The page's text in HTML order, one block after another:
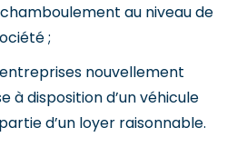
au niveau de
;
nouvellement
à disposition d’un véhicule
d’un loyer raisonnable.